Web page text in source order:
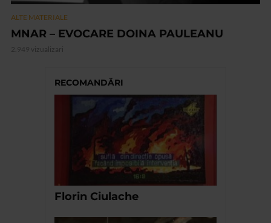
ALTE MATERIALE
MNAR – EVOCARE DOINA PAULEANU
2.949 vizualizari
RECOMANDĂRI
Florin Ciulache